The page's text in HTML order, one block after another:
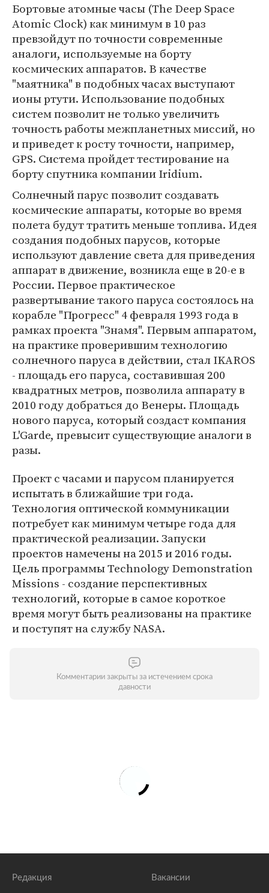
Бортовые атомные часы (The Deep Space
Atomic Clock) как минимум в 10 раз
превзойдут по точности современные
аналоги, используемые на борту
космических аппаратов. В качестве
"маятника" в подобных часах выступают
ионы ртути. Использование подобных
систем позволит не только увеличить
точность работы межпланетных миссий, но
и приведет к росту точности, например,
GPS. Система пройдет тестирование на
борту спутника компании Iridium.
Солнечный парус позволит создавать
космические аппараты, которые во время
полета будут тратить меньше топлива. Идея
создания подобных парусов, которые
используют давление света для приведения
аппарат в движение, возникла еще в 20-е в
России. Первое практическое
развертывание такого паруса состоялось на
корабле "Прогресс" 4 февраля 1993 года в
рамках проекта "Знамя". Первым аппаратом,
на практике проверившим технологию
солнечного паруса в действии, стал IKAROS
- площадь его паруса, составившая 200
квадратных метров, позволила аппарату в
2010 году добраться до Венеры. Площадь
нового паруса, который создаст компания
L'Garde, превысит существующие аналоги в
разы.
Проект с часами и парусом планируется
испытать в ближайшие три года.
Технология оптической коммуникации
потребует как минимум четыре года для
практической реализации. Запуски
проектов намечены на 2015 и 2016 годы.
Цель программы Technology Demonstration
Missions - создание перспективных
технологий, которые в самое короткое
время могут быть реализованы на практике
и поступят на службу NASA.
Комментарии закрыты за истечением срока
давности
Редакция Вакансии